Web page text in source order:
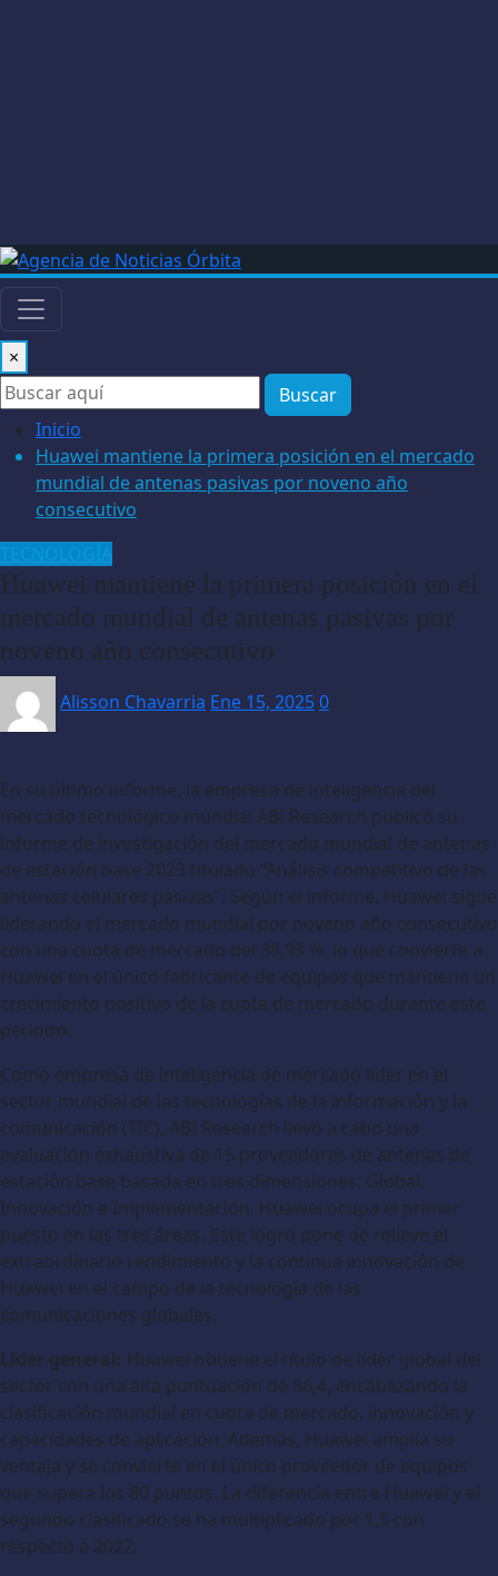
×
Buscar
Inicio
Huawei mantiene la primera posición en el mercado
mundial de antenas pasivas por noveno año
consecutivo
Huawei mantiene la primera posición en el
mercado mundial de antenas pasivas por
noveno año consecutivo
Alisson Chavarria Ene 15, 20250
En su último informe, la empresa de inteligencia del
mercado tecnológico mundial ABI Research publicó su
informe de investigación del mercado mundial de antenas
de estación base 2023 titulado “Análisis competitivo de las
antenas celulares pasivas”. Según el informe, Huawei sigue
liderando el mercado mundial por noveno año consecutivo
con una cuota de mercado del 38,93 %, lo que convierte a
Huawei en el único fabricante de equipos que mantiene un
crecimiento positivo de la cuota de mercado durante este
periodo.
Como empresa de inteligencia de mercado líder en el
sector mundial de las tecnologías de la información y la
comunicación (TIC), ABI Research llevó a cabo una
evaluación exhaustiva de 15 proveedores de antenas de
estación base basada en tres dimensiones: Global,
Innovación e Implementación. Huawei ocupa el primer
puesto en las tres áreas. Este logro pone de relieve el
extraordinario rendimiento y la continua innovación de
Huawei en el campo de la tecnología de las
comunicaciones globales.
Líder general: Huawei obtiene el título de líder global del
sector con una alta puntuación de 86,4, encabezando la
clasificación mundial en cuota de mercado, innovación y
capacidades de aplicación. Además, Huawei amplía su
ventaja y se convierte en el único proveedor de equipos
que supera los 80 puntos. La diferencia entre Huawei y el
segundo clasificado se ha multiplicado por 1,5 con
respecto a 2022.